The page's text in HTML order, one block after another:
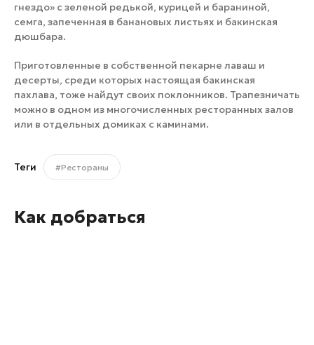
гнездо» с зеленой редькой, курицей и бараниной,
семга, запеченная в банановых листьях и бакинская
дюшбара.
Приготовленные в собственной пекарне лаваш и
десерты, среди которых настоящая бакинская
пахлава, тоже найдут своих поклонников. Трапезничать
можно в одном из многочисленных ресторанных залов
или в отдельных домиках с каминами.
Теги #Рестораны
Как добраться